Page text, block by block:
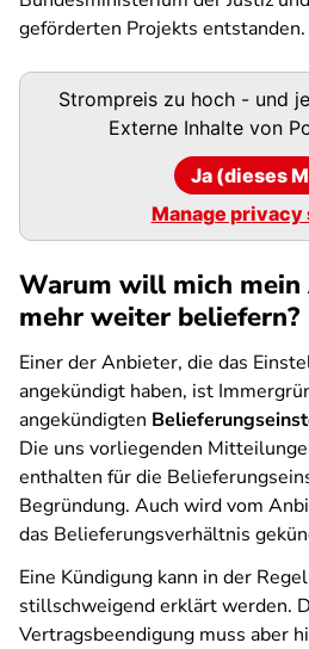
geförderten Projekts entstanden.
Podigee-Strompreis zu hoch - und
Externe Inhalte von
Ja (dieses
Manage
Warum will mich
mehr weiter beliefern?
Einer der Anbieter, die das
angekündigt haben, ist
angekündigten
Die uns vorliegenden
enthalten für die
Begründung. Auch wird vom
das Belieferungsverhältnis
Eine Kündigung kann in der
stillschweigend erklärt werden.
Vertragsbeendigung muss aber